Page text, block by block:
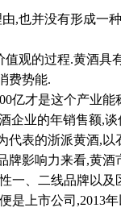
也并没有形成一
的过程.黄酒具
费势能.
才是这个产业能
企业的年销售额,谈
表的浙派黄酒,以
影响力来看,黄酒
一、二线品牌以及
上市公司,2013年